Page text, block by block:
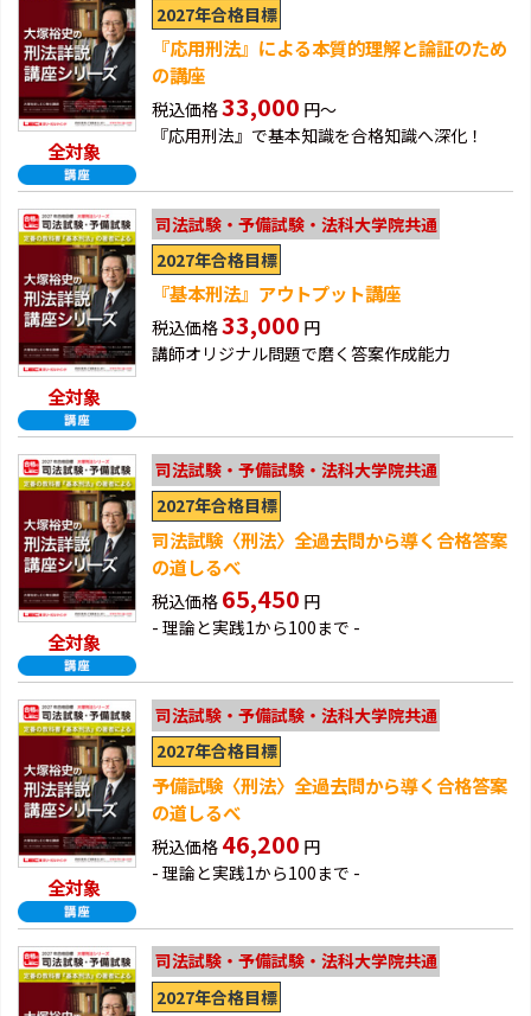
全対象
2027年合格目標
『応用刑法』による本質的理解と論証のため
の講座
税込価格33,000 円～
『応用刑法』で基本知識を合格知識へ深化！
全対象
司法試験・予備試験・法科大学院共通
2027年合格目標
『基本刑法』アウトプット講座
税込価格33,000 円
講師オリジナル問題で磨く答案作成能力
全対象
司法試験・予備試験・法科大学院共通
2027年合格目標
司法試験〈刑法〉全過去問から導く合格答案
の道しるべ
税込価格 65,450 円
- 理論と実践1から100まで -
全対象
司法試験・予備試験・法科大学院共通
2027年合格目標
予備試験〈刑法〉全過去問から導く合格答案
の道しるべ
税込価格 46,200 円
- 理論と実践1から100まで -
司法試験・予備試験・法科大学院共通
2027年合格目標